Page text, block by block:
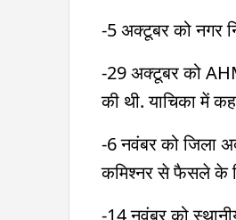
-5 अक्टूबर को नगर
-29 अक्टूबर को
की थी. याचिका में
-6 नवंबर को जिला
कमिश्नर से फैसले के
-14 नवंबर को